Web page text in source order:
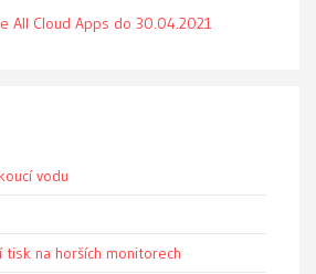
All Cloud Apps do 30.04.2021
vodu
tisk na horších monitorech